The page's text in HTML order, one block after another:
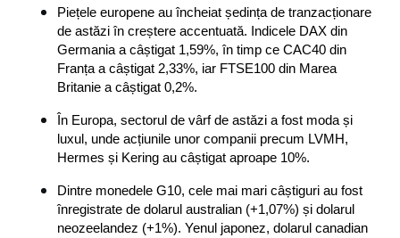
Piețele europene au încheiat ședința de tranzacționare
de astăzi în creștere accentuată. Indicele DAX din
Germania a câștigat 1,59%, în timp ce CAC40 din
Franța a câștigat 2,33%, iar FTSE100 din Marea
Britanie a câștigat 0,2%.
În Europa, sectorul de vârf de astăzi a fost moda și
luxul, unde acțiunile unor companii precum LVMH,
Hermes și Kering au câștigat aproape 10%.
Dintre monedele G10, cele mai mari câștiguri au fost
înregistrate de dolarul australian (+1,07%) și dolarul
neozeelandez (+1%). Yenul japonez, dolarul canadian